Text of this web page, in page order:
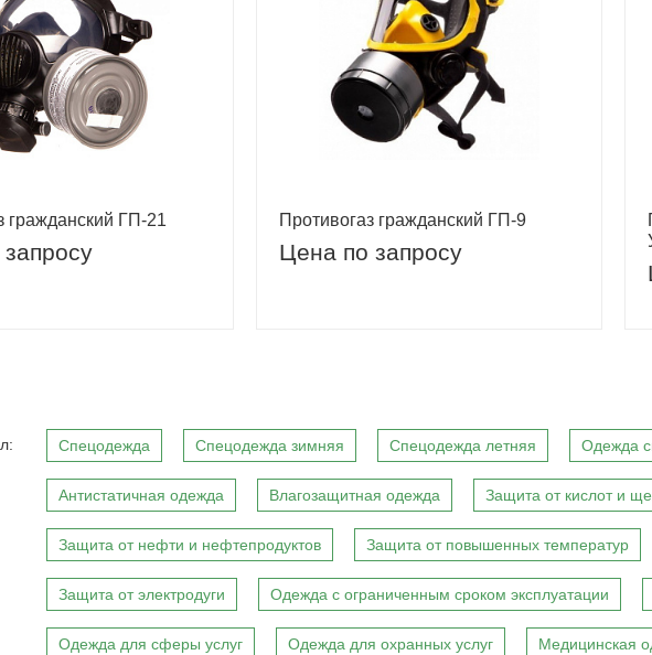
гражданский ГП-21 Противогаз гражданский ГП-9
Цена по запросу
Спецодежда Спецодежда зимняя Спецодежда летняя Одежда
Антистатичная одежда Влагозащитная одежда Защита от кислот и
Защита от нефти и нефтепродуктов Защита от повышенных температур
Защита от электродуги Одежда с ограниченным сроком эксплуатации
Одежда для сферы услуг Одежда для охранных услуг Медицинская